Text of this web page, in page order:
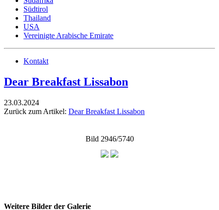
Südtirol
Thailand
USA
Vereinigte Arabische Emirate
Kontakt
Dear Breakfast Lissabon
23.03.2024
Zurück zum Artikel: Dear Breakfast Lissabon
Bild 2946/5740
Weitere Bilder der Galerie